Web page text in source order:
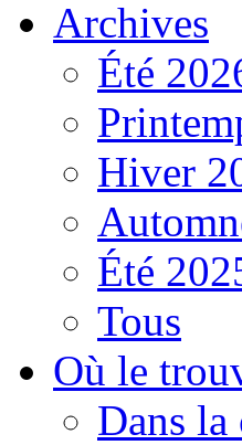
Archives
Été
Hiver
Été
Tous
Où le
Dans la